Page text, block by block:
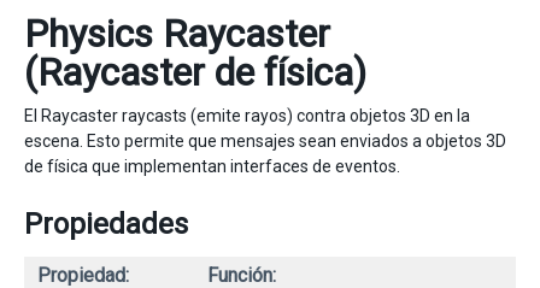
Physics Raycaster
(Raycaster de física)
El Raycaster raycasts (emite rayos) contra objetos 3D en la
escena. Esto permite que mensajes sean enviados a objetos 3D
de física que implementan interfaces de eventos.
Propiedades
Propiedad: Función: